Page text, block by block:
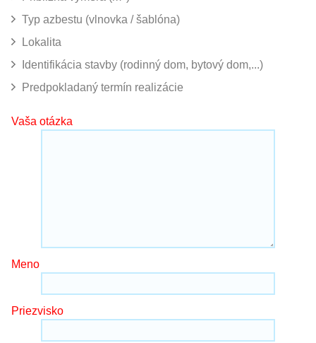
Typ azbestu (vlnovka / šablóna)
Lokalita
Identifikácia stavby (rodinný dom, bytový dom,...)
Predpokladaný termín realizácie
Vaša otázka
Meno
Priezvisko